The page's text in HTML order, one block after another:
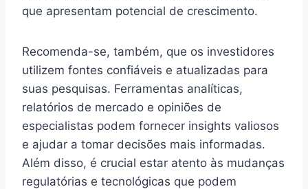
que apresentam potencial de crescimento.
Recomenda-se, também, que os investidores
utilizem fontes confiáveis e atualizadas para
suas pesquisas. Ferramentas analíticas,
relatórios de mercado e opiniões de
especialistas podem fornecer insights valiosos
e ajudar a tomar decisões mais informadas.
Além disso, é crucial estar atento às mudanças
regulatórias e tecnológicas que podem